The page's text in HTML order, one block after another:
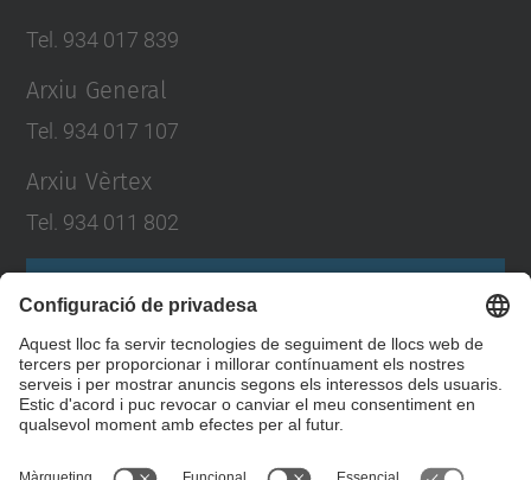
Tel. 934 017 839
Arxiu General
Tel. 934 017 107
Arxiu Vèrtex
Tel. 934 011 802
Formulari de contacte
Llista Xarxes Socials